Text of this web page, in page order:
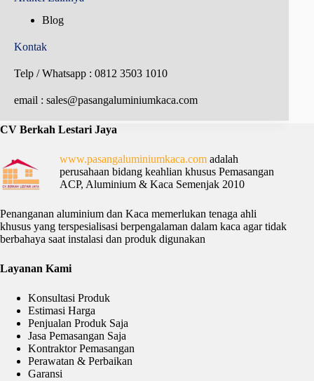
Blog
Kontak
Telp / Whatsapp : 0812 3503 1010
email : sales@pasangaluminiumkaca.com
CV Berkah Lestari Jaya
www.pasangaluminiumkaca.com adalah
perusahaan bidang keahlian khusus Pemasangan
ACP, Aluminium & Kaca Semenjak 2010
Penanganan aluminium dan Kaca memerlukan tenaga ahli
khusus yang terspesialisasi berpengalaman dalam kaca agar tidak
berbahaya saat instalasi dan produk digunakan
Layanan Kami
Konsultasi Produk
Estimasi Harga
Penjualan Produk Saja
Jasa Pemasangan Saja
Kontraktor Pemasangan
Perawatan & Perbaikan
Garansi